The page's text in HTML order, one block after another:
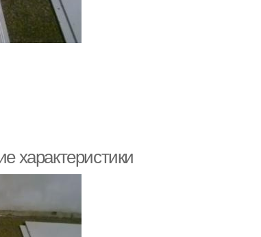
характеристики